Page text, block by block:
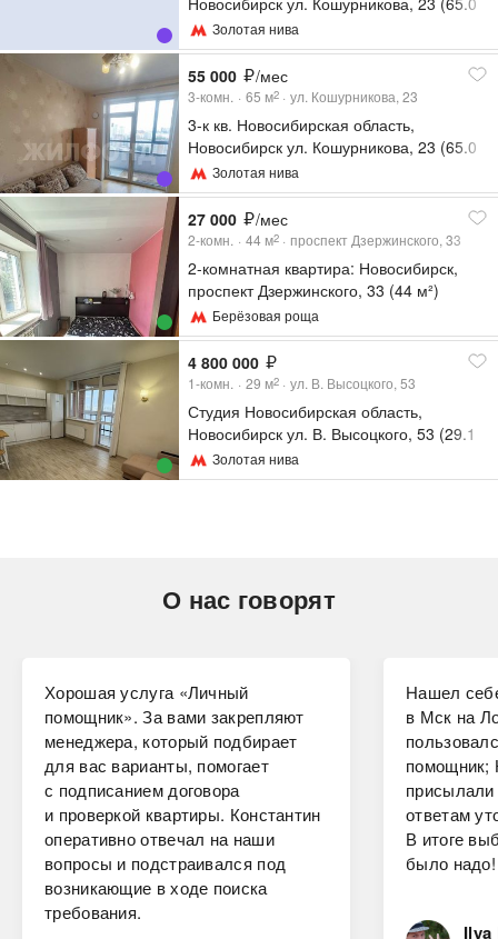
м²) Золотая нива
55 000 /мес
3-комн. 65 м2 ул. Кошурникова, 23
3-к кв. Новосибирская область,
Новосибирск ул. Кошурникова, 23 (65.0
м²) Золотая нива
27 000 /мес
2-комн. 44 м2 проспект Дзержинского, 33
2-комнатная квартира: Новосибирск,
проспект Дзержинского, 33 (44 м²)
Берёзовая роща
4 800 000
1-комн. 29 м2 ул. В. Высоцкого, 53
Студия Новосибирская область,
Новосибирск ул. В. Высоцкого, 53 (29.1
м²) Золотая нива
О нас говорят
Хорошая услуга «Личный
помощник». За вами закрепляют
менеджера, который подбирает
для вас варианты, помогает
с подписанием договора
и проверкой квартиры. Константин
оперативно отвечал на наши
вопросы и подстраивался под
возникающие в ходе поиска
требования.
Нашел
в Мск на
помощник;
ответам
В итоге
было надо!
Ilya